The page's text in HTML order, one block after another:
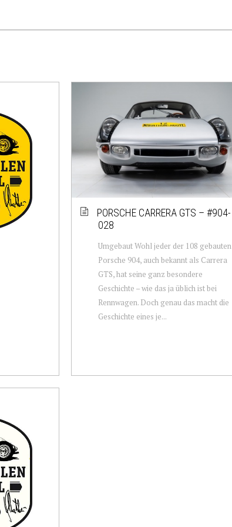
PORSCHE CARRERA GTS – #904-
028
Umgebaut Wohl jeder der 108 gebauten
Porsche 904, auch bekannt als Carrera
GTS, hat seine ganz besondere
Geschichte – wie das ja üblich ist bei
Rennwagen. Doch genau das macht die
Geschichte eines je...